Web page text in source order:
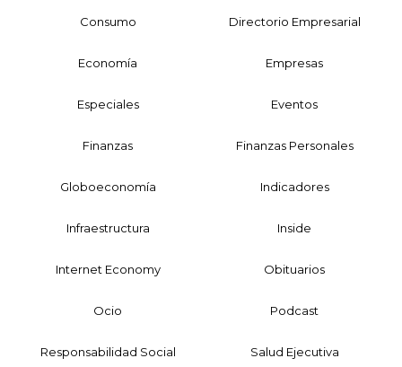
Consumo Directorio Empresarial
Economía Empresas
Especiales Eventos
Finanzas Finanzas Personales
Globoeconomía Indicadores
Infraestructura Inside
Internet Economy Obituarios
Ocio Podcast
Responsabilidad Social Salud Ejecutiva